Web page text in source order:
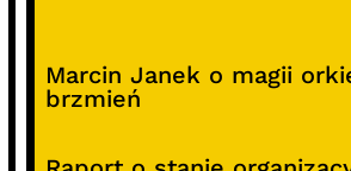
Marcin Janek o magii
brzmień